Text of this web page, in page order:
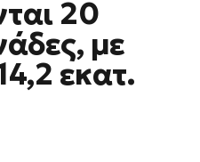
20
με
εκατ.